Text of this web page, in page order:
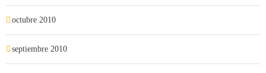
octubre 2010
septiembre 2010